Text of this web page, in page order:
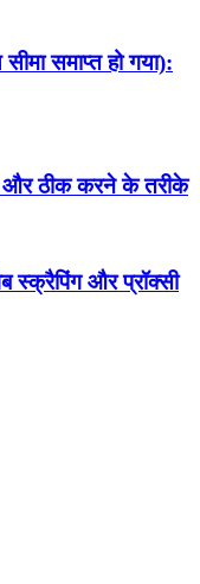
समाप्त हो गया):
ठीक करने के तरीके
और प्रॉक्सी